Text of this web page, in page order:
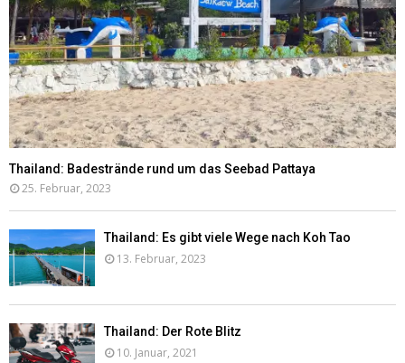
Thailand: Badestrände rund um das Seebad Pattaya
25. Februar, 2023
Thailand: Es gibt viele Wege nach Koh Tao
13. Februar, 2023
Thailand: Der Rote Blitz
10. Januar, 2021